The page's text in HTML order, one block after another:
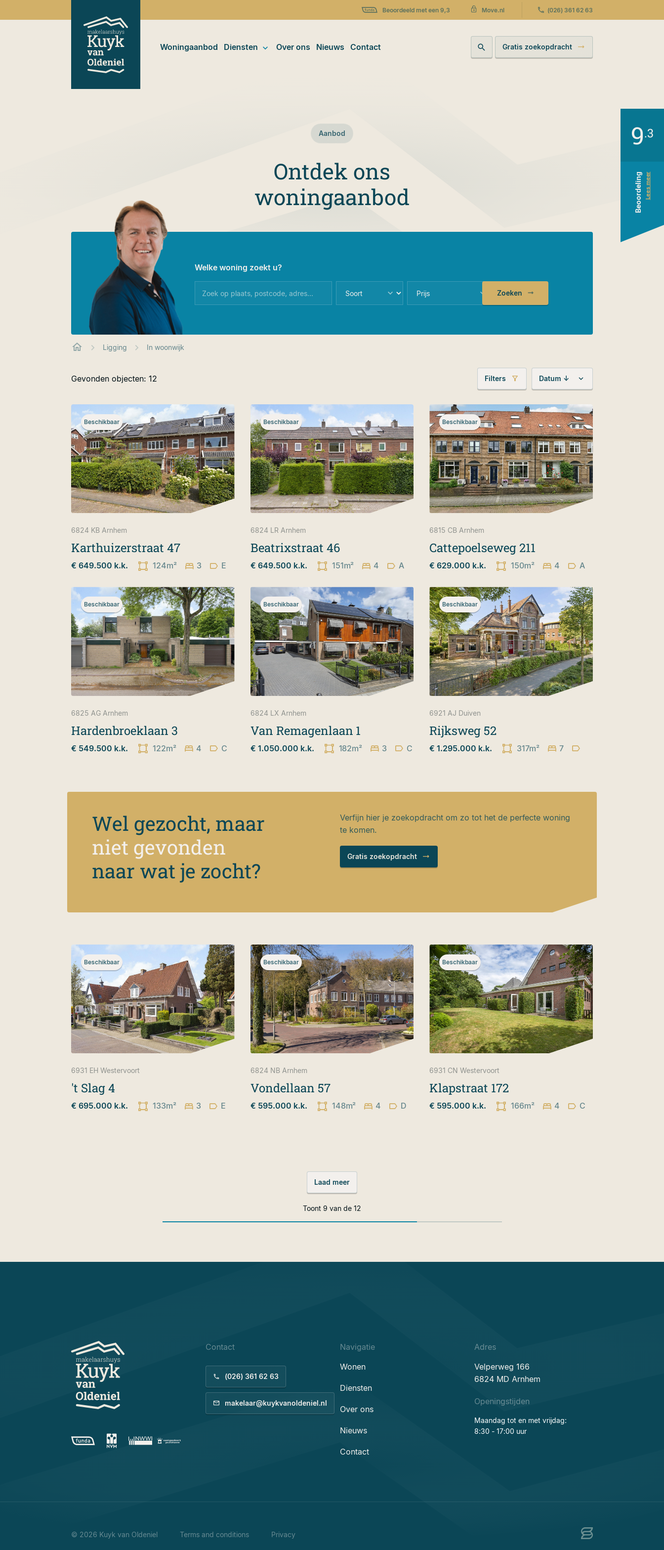
Beoordeeld met een 9,3 Move.nl (026) 361 62 63
Woningaanbod Diensten Over ons Nieuws Contact Gratis zoekopdracht
Aanbod
Ontdek ons
woningaanbod
Welke woning zoekt u?
Zoeken
Ligging In woonwijk
Gevonden objecten: 12 Filters Datum ↓
Beschikbaar
6824 KBArnhem
Karthuizerstraat 47
€ 649.500 k.k. 124m² 3 E
Beschikbaar
6824 LRArnhem
Beatrixstraat 46
€ 649.500 k.k. 151m² 4 A
Beschikbaar
6815 CB Arnhem
Cattepoelseweg 211
€ 629.000 k.k. 150m² 4 A
Beschikbaar
6825 AGArnhem
Hardenbroeklaan 3
€ 549.500 k.k. 122m² 4 C
Beschikbaar
6824 LX Arnhem
Van Remagenlaan 1
€ 1.050.000 k.k. 182m² 3 C
Beschikbaar
6921 AJ Duiven
Rijksweg 52
€ 1.295.000 k.k. 317m² 7
Wel gezocht, maar
niet gevonden
naar wat je zocht?
Verfijn hier je zoekopdracht om zo tot het de perfecte woning
te komen.
Gratis zoekopdracht
Beschikbaar
6931 EH Westervoort
't Slag 4
€ 695.000 k.k. 133m² 3 E
Beschikbaar
6824 NBArnhem
Vondellaan 57
€ 595.000 k.k. 148m² 4 D
Beschikbaar
6931 CN Westervoort
Klapstraat 172
€ 595.000 k.k. 166m² 4 C
Laad meer
Toont 9 van de 12
9.3
Beoordeling Lees meer
Contact
(026) 361 62 63
makelaar@kuykvanoldeniel.nl
Navigatie
Wonen
Diensten
Over ons
Nieuws
Contact
Adres
Velperweg 166
6824 MD Arnhem
Openingstijden
Maandag tot en met vrijdag:
8:30 - 17:00 uur
© 2026 Kuyk van Oldeniel Terms and conditions Privacy